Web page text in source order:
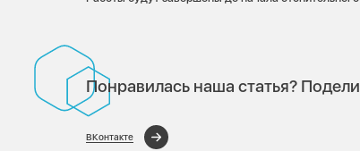
Понравилась наша статья?
ВКонтакте